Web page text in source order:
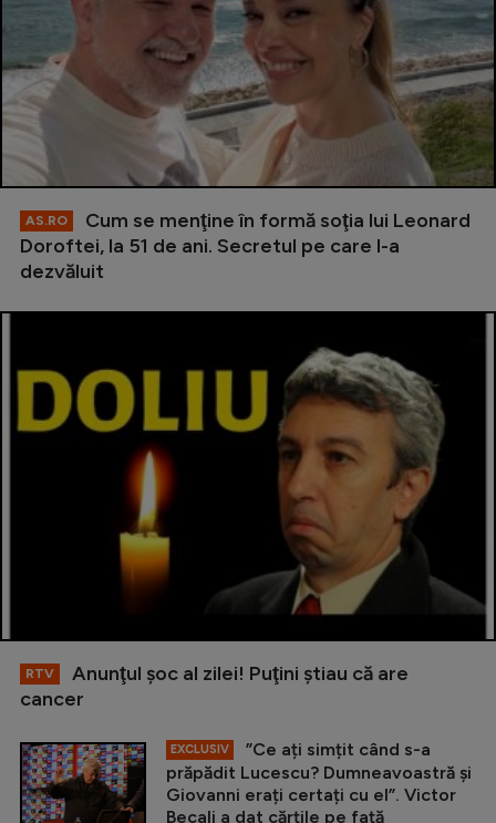
AS.RO
Cum se menţine în formă soţia lui Leonard
Doroftei, la 51 de ani. Secretul pe care l-a
dezvăluit
RTV
Anunţul şoc al zilei! Puţini ştiau că are
cancer
EXCLUSIV
”Ce ați simțit când s-a
prăpădit Lucescu? Dumneavoastră și
Giovanni erați certați cu el”. Victor
Becali a dat cărțile pe față